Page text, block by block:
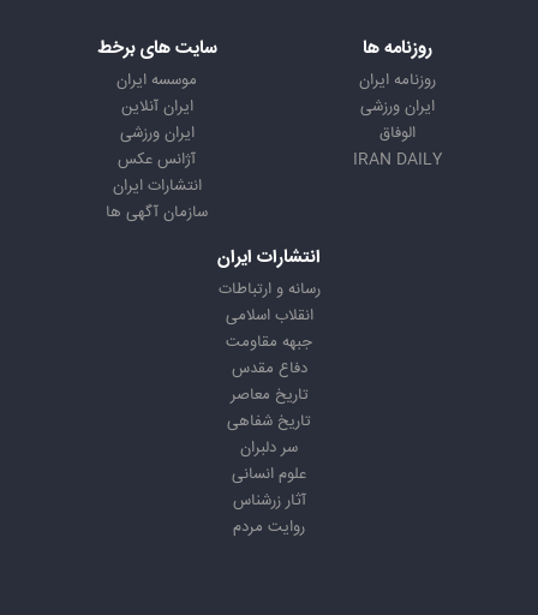
روزنامه ها
روزنامه ایران
ایران ورزشی
الوفاق
IRAN DAILY
سایت های برخط
موسسه ایران
ایران آنلاین
ایران ورزشی
آژانس عکس
انتشارات ایران
سازمان آگهی ها
انتشارات ایران
رسانه و ارتباطات
انقلاب اسلامی
جبهه مقاومت
دفاع مقدس
تاریخ معاصر
تاریخ شفاهی
سر دلبران
علوم انسانی
آثار زرشناس
روایت مردم